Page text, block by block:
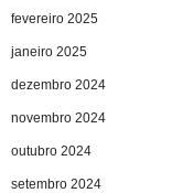
fevereiro 2025
janeiro 2025
dezembro 2024
novembro 2024
outubro 2024
setembro 2024